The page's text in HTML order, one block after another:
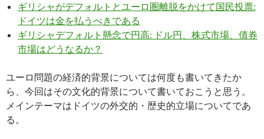
ギリシャがデフォルトとユーロ圏離脱をかけて国民投票:
ドイツは金を払うべきである
ギリシャデフォルト懸念で円高: ドル円、株式市場、債券
市場はどうなるか？
ユーロ問題の経済的背景については何度も書いてきたか
ら、今回はその文化的背景について書いておこうと思う。
メインテーマはドイツの外交的・歴史的立場についてであ
る。